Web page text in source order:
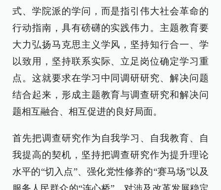
式、学院派的学问，而是指引伟大社会革命的
行动指南，具有磅礴的实践伟力。主题教育要
大力弘扬马克思主义学风，坚持知行合一、学
以致用，坚持联系实际、立足岗位确定学习重
点。这就要求在学习中同调研研究、解决问题
结合起来，形成主题教育与调查研究和解决问
题相互融合、相互促进的良好局面。
首先把调查研究作为自我学习、自我教育、自
我提高的契机，坚持把调查研究作为提升理论
水平的“切入点”、强化党性修养的“赛马场”以及